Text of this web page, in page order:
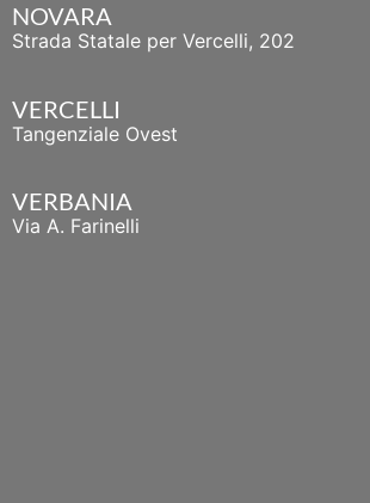
NOVARA
Strada Statale per Vercelli, 202
VERCELLI
Tangenziale Ovest
VERBANIA
Via A. Farinelli